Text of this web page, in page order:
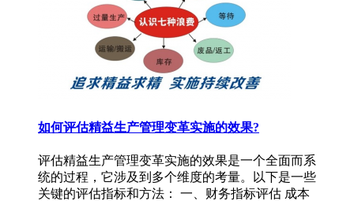
如何评估精益生产管理变革实施的效果?
评估精益生产管理变革实施的效果是一个全面而系
统的过程，它涉及到多个维度的考量。以下是一些
关键的评估指标和方法： 一、财务指标评估 成本